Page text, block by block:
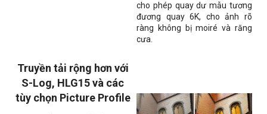
cho phép quay dư mẫu tương
đương quay 6K, cho ảnh rõ
ràng không bị moiré và răng
cưa.
Truyền tải rộng hơn với
S-Log, HLG15 và các
tùy chọn Picture Profile